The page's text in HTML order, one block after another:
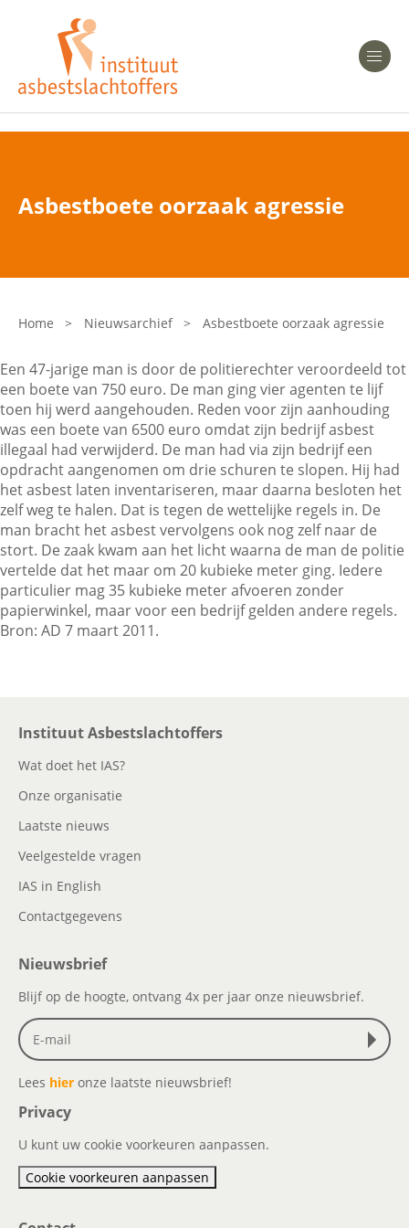
Heeft u Mesothelioom?
Heeft u Asbestose?
Bent u arts?
Asbest en Gezondheid
Laatste nieuws
Veelgestelde vragen
Contactgegevens
Zoeken
Asbestboete oorzaak agressie
Home > Nieuwsarchief > Asbestboete oorzaak agressie
Een 47-jarige man is door de politierechter veroordeeld tot
een boete van 750 euro. De man ging vier agenten te lijf
toen hij werd aangehouden. Reden voor zijn aanhouding
was een boete van 6500 euro omdat zijn bedrijf asbest
illegaal had verwijderd. De man had via zijn bedrijf een
opdracht aangenomen om drie schuren te slopen. Hij had
het asbest laten inventariseren, maar daarna besloten het
zelf weg te halen. Dat is tegen de wettelijke regels in. De
man bracht het asbest vervolgens ook nog zelf naar de
stort. De zaak kwam aan het licht waarna de man de politie
vertelde dat het maar om 20 kubieke meter ging. Iedere
particulier mag 35 kubieke meter afvoeren zonder
papierwinkel, maar voor een bedrijf gelden andere regels.
Bron: AD 7 maart 2011.
Instituut Asbestslachtoffers
Wat doet het IAS?
Onze organisatie
Laatste nieuws
Veelgestelde vragen
IAS in English
Contactgegevens
Nieuwsbrief
Blijf op de hoogte, ontvang 4x per jaar onze nieuwsbrief.
Lees hier onze laatste nieuwsbrief!
Privacy
U kunt uw cookie voorkeuren aanpassen.
Cookie voorkeuren aanpassen